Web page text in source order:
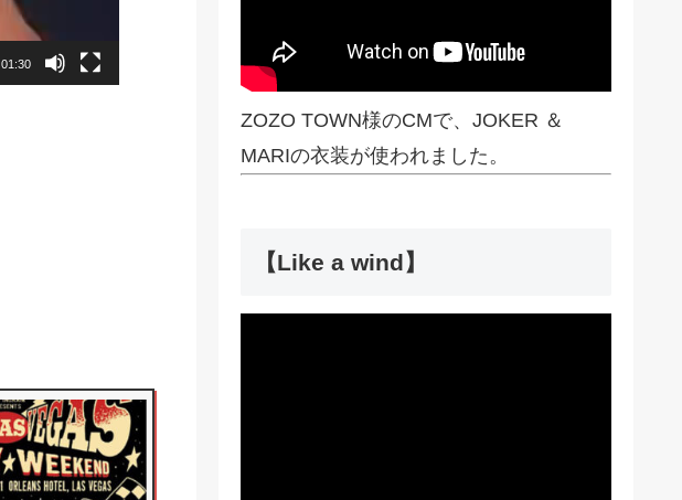
01:30
ZOZO TOWN様のCMで、JOKER ＆
MARIの衣装が使われました。
【Like a wind】